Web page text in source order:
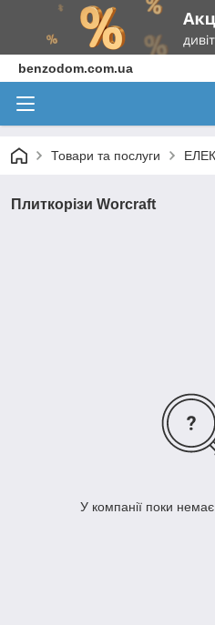
benzodom.com.ua
Товари та послуги
Плиткорізи Worcraft
У компанії поки